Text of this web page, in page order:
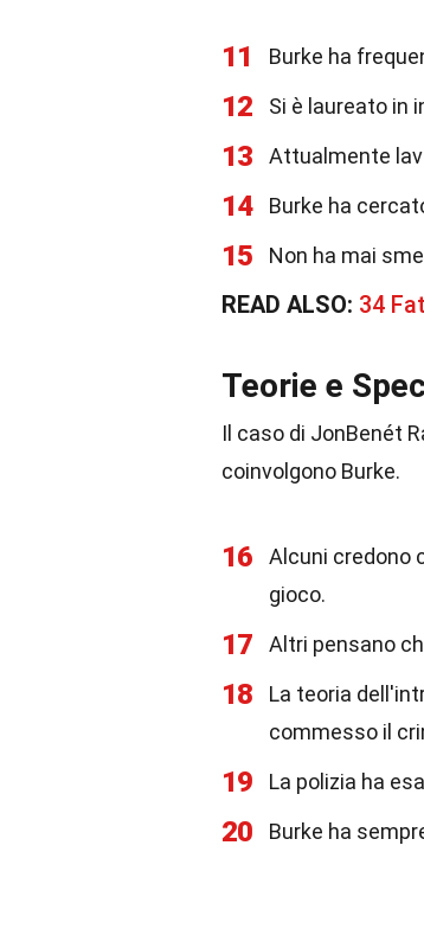
11 Burke ha
12 Si è laureato in
13 Attualmente
14 Burke ha
15 Non ha mai
READ ALSO: 34
Teorie e
Il caso di JonBenét
coinvolgono Burke.
16
Alcuni credono
gioco.
17 Altri pensano
18
La teoria
commesso il
19 La polizia ha
20 Burke ha